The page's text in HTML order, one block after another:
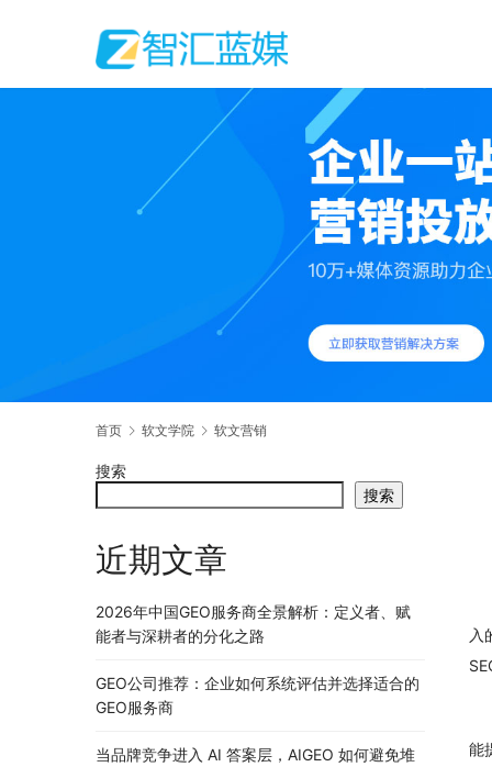
首页 软文学院 软文营销
入
能
搜索
搜索
近期文章
2026年中国GEO服务商全景解析：定义者、赋
能者与深耕者的分化之路
GEO公司推荐：企业如何系统评估并选择适合的
GEO服务商
当品牌竞争进入 AI 答案层，AIGEO 如何避免堆